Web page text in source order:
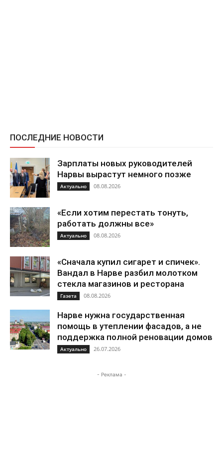
ПОСЛЕДНИЕ НОВОСТИ
Зарплаты новых руководителей
Нарвы вырастут немного позже
Актуально 08.08.2026
«Если хотим перестать тонуть,
работать должны все»
Актуально 08.08.2026
«Сначала купил сигарет и спичек».
Вандал в Нарве разбил молотком
стекла магазинов и ресторана
Газета 08.08.2026
Нарве нужна государственная
помощь в утеплении фасадов, а не
поддержка полной реновации домов
Актуально 26.07.2026
- Реклама -